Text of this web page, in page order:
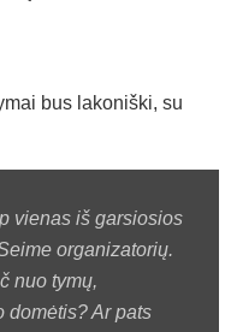
bus lakoniški, su
vienas iš garsiosios
organizatorių.
nuo tymų,
domėtis? Ar pats